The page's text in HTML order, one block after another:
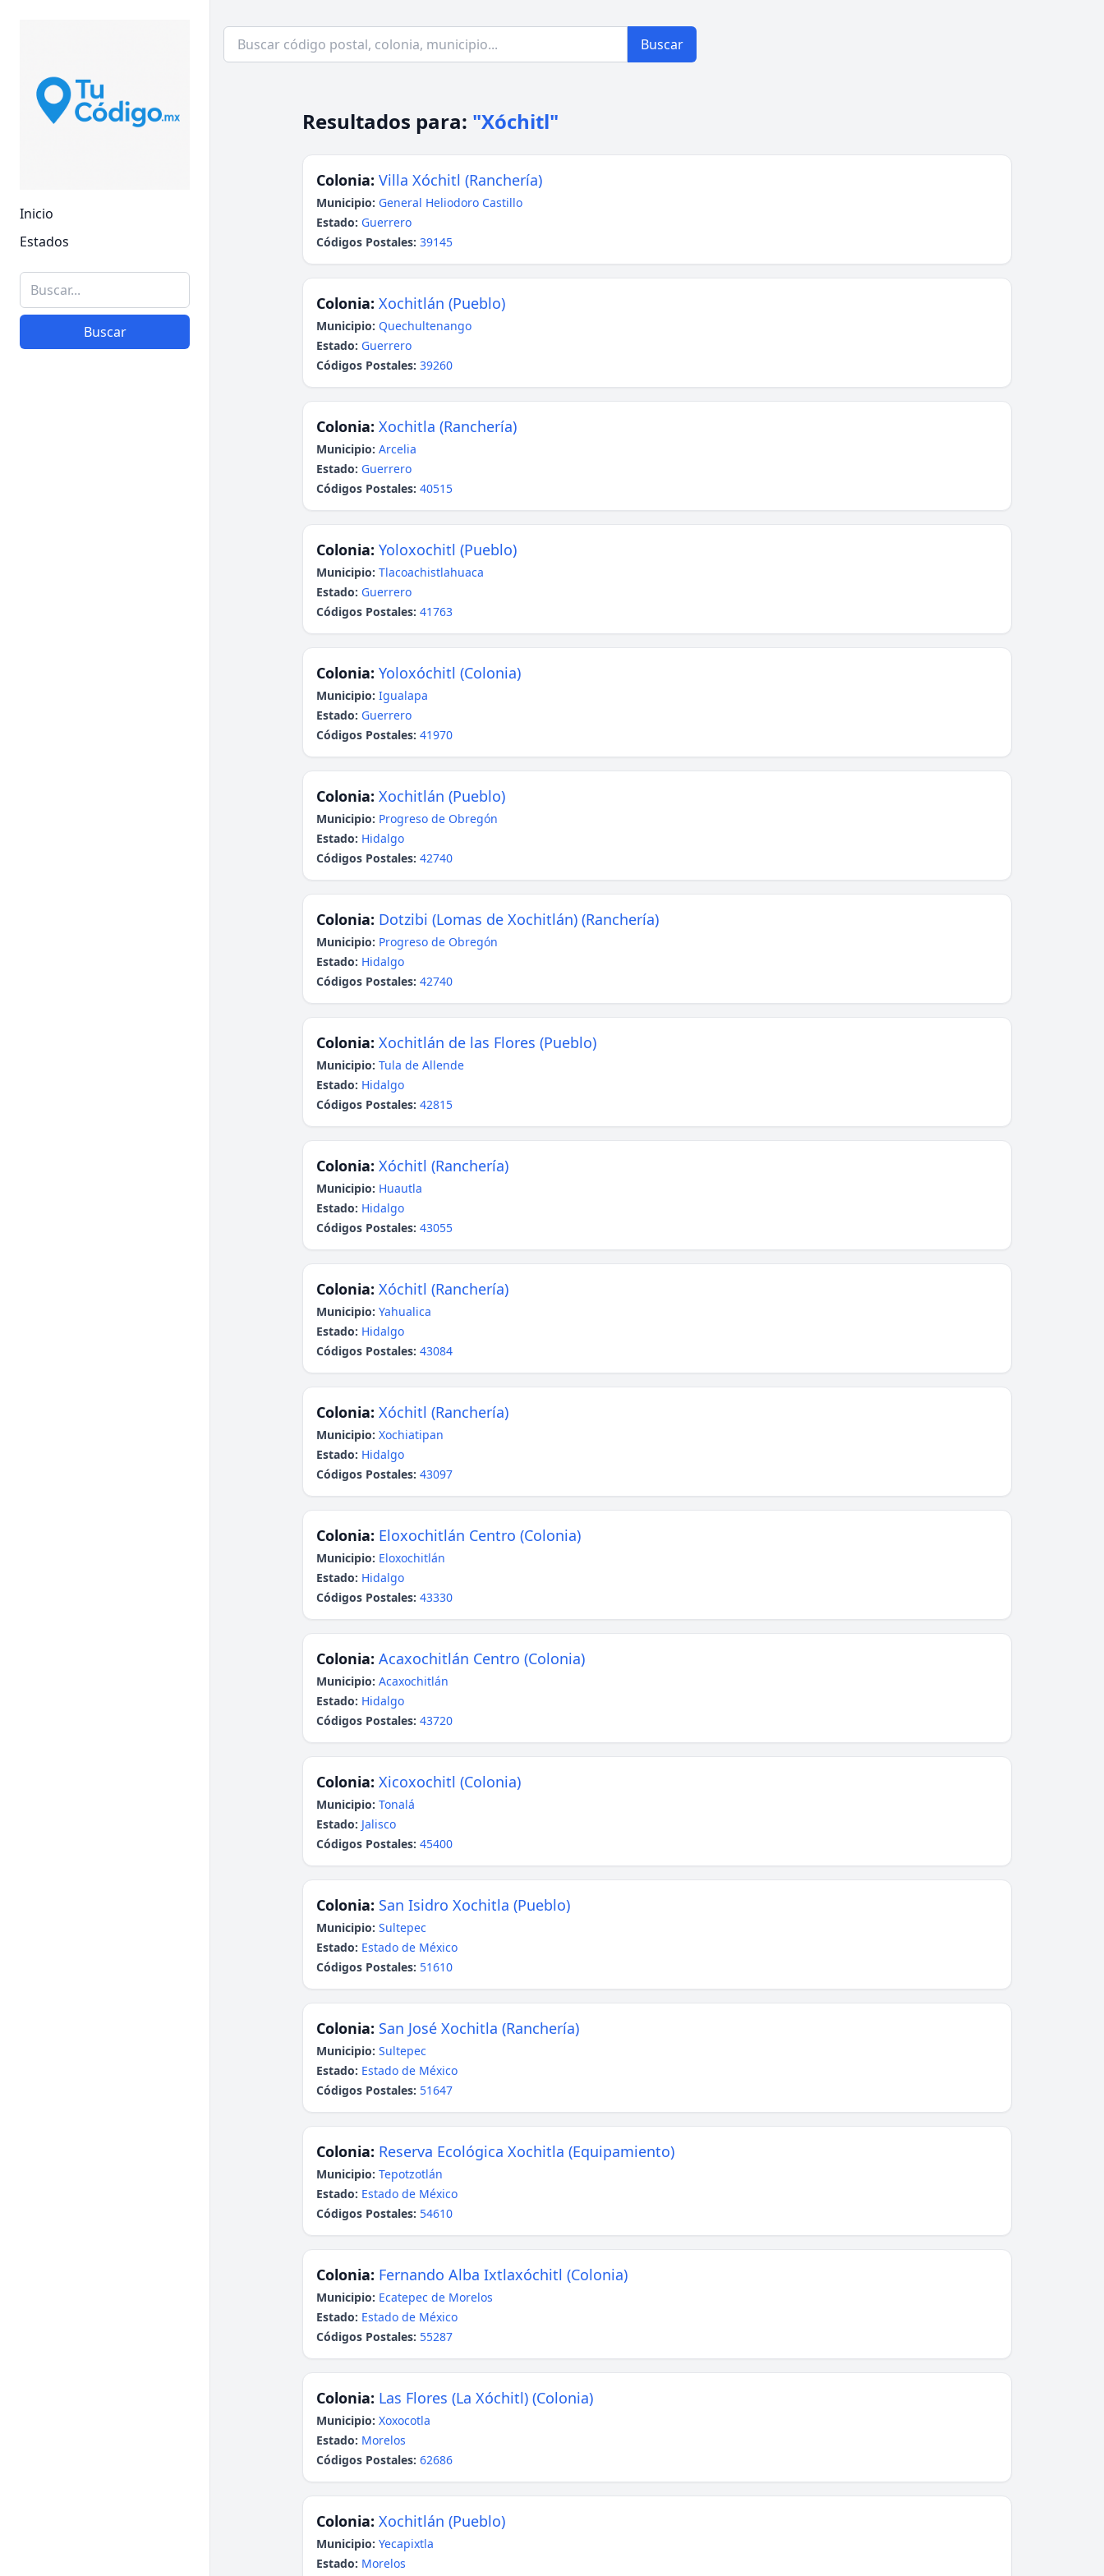
Inicio
Estados
Buscar
Buscar
Resultados para: "Xóchitl"
Colonia: Villa Xóchitl (Ranchería)
Municipio: General Heliodoro Castillo
Estado: Guerrero
Códigos Postales: 39145
Colonia: Xochitlán (Pueblo)
Municipio: Quechultenango
Estado: Guerrero
Códigos Postales: 39260
Colonia: Xochitla (Ranchería)
Municipio: Arcelia
Estado: Guerrero
Códigos Postales: 40515
Colonia: Yoloxochitl (Pueblo)
Municipio: Tlacoachistlahuaca
Estado: Guerrero
Códigos Postales: 41763
Colonia: Yoloxóchitl (Colonia)
Municipio: Igualapa
Estado: Guerrero
Códigos Postales: 41970
Colonia: Xochitlán (Pueblo)
Municipio: Progreso de Obregón
Estado: Hidalgo
Códigos Postales: 42740
Colonia: Dotzibi (Lomas de Xochitlán) (Ranchería)
Municipio: Progreso de Obregón
Estado: Hidalgo
Códigos Postales: 42740
Colonia: Xochitlán de las Flores (Pueblo)
Municipio: Tula de Allende
Estado: Hidalgo
Códigos Postales: 42815
Colonia: Xóchitl (Ranchería)
Municipio: Huautla
Estado: Hidalgo
Códigos Postales: 43055
Colonia: Xóchitl (Ranchería)
Municipio: Yahualica
Estado: Hidalgo
Códigos Postales: 43084
Colonia: Xóchitl (Ranchería)
Municipio: Xochiatipan
Estado: Hidalgo
Códigos Postales: 43097
Colonia: Eloxochitlán Centro (Colonia)
Municipio: Eloxochitlán
Estado: Hidalgo
Códigos Postales: 43330
Colonia: Acaxochitlán Centro (Colonia)
Municipio: Acaxochitlán
Estado: Hidalgo
Códigos Postales: 43720
Colonia: Xicoxochitl (Colonia)
Municipio: Tonalá
Estado: Jalisco
Códigos Postales: 45400
Colonia: San Isidro Xochitla (Pueblo)
Municipio: Sultepec
Estado: Estado de México
Códigos Postales: 51610
Colonia: San José Xochitla (Ranchería)
Municipio: Sultepec
Estado: Estado de México
Códigos Postales: 51647
Colonia: Reserva Ecológica Xochitla (Equipamiento)
Municipio: Tepotzotlán
Estado: Estado de México
Códigos Postales: 54610
Colonia: Fernando Alba Ixtlaxóchitl (Colonia)
Municipio: Ecatepec de Morelos
Estado: Estado de México
Códigos Postales: 55287
Colonia: Las Flores (La Xóchitl) (Colonia)
Municipio: Xoxocotla
Estado: Morelos
Códigos Postales: 62686
Colonia: Xochitlán (Pueblo)
Municipio: Yecapixtla
Estado: Morelos